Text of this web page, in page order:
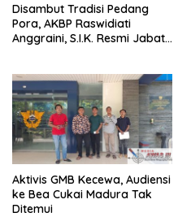
Disambut Tradisi Pedang
Pora, AKBP Raswidiati
Anggraini, S.I.K. Resmi Jabat
Aktivis GMB Kecewa, Audiensi
ke Bea Cukai Madura Tak
Ditemui